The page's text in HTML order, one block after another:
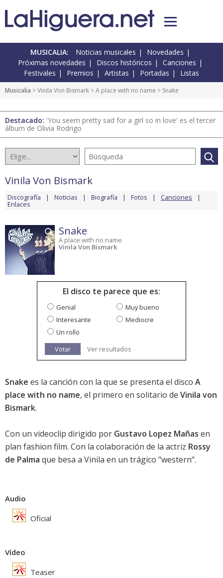
MUSICALIA: Noticias musicales
Novedades
Próximas novedades
Discos históricos
Canciones
Festivales
Premios Artistas Portadas Listas
Musicalia >Vinila Von Bismark >A place with no name > Snake
Destacado: 'You seem pretty sad for a girl so in love' es el tercer
álbum de Olivia Rodrigo
Vinila Von Bismark
Discografía Noticias Biografía Fotos Canciones
Enlaces
Snake
A place with no name
Vinila Von Bismark
El disco te parece que es:
Genial
Muy bueno
Interesante
Mediocre
Un rollo
Votar
Ver resultados
Snake es la canción con la que se presenta el disco A
place with no name, el primero en solitario de Vinila von
Bismark.
Con un videoclip dirigido por Gustavo Lopez Mañas en
plan fashion film. Con la colaboración de la actriz Rossy
de Palma que besa a Vinila en un trágico "western".
Audio
Oficial
Vídeo
Teaser